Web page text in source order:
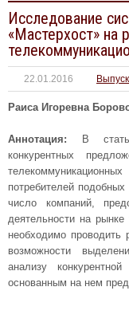
Исследование
«Мастерхост» на
22.01.2016
Раиса Игоревна
Аннотация:
В
конкурентных
потребителей
число компаний,
деятельности на
необходимо проводить
возможности
анализу
основанным на нем